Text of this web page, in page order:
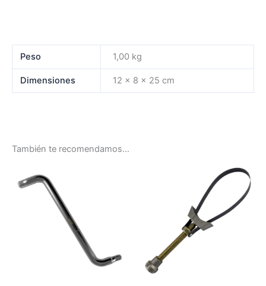
Peso 1,00 kg
Dimensiones 12 × 8 × 25 cm
También te recomendamos…